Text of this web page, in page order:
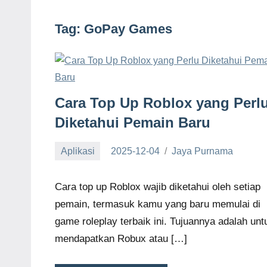
Tag: GoPay Games
Cara Top Up Roblox yang
Diketahui Pemain Baru
Aplikasi 2025-12-04 Jaya Purnama
Cara top up Roblox wajib diketahui oleh setiap
pemain, termasuk kamu yang baru memulai di
game roleplay terbaik ini. Tujuannya adalah
mendapatkan Robux atau […]